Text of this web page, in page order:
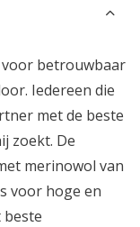
voor betrouwbaar
Iedereen die
met de beste
zoekt. De
merinowol van
voor hoge en
beste